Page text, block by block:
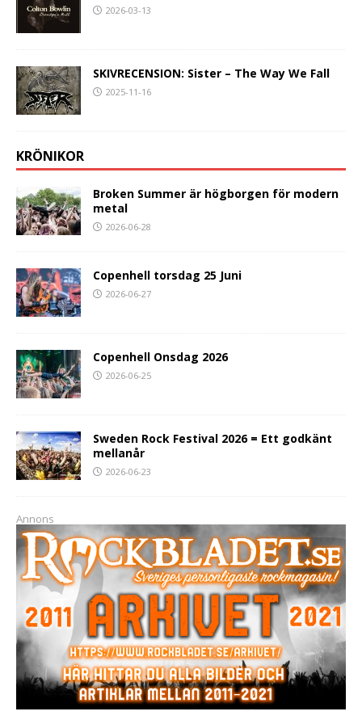
2026-03-13
SKIVRECENSION: Sister – The Way We Fall
2025-11-16
KRÖNIKOR
Broken Summer är högborgen för modern
metal
2026-06-28
Copenhell torsdag 25 Juni
2026-06-27
Copenhell Onsdag 2026
2026-06-25
Sweden Rock Festival 2026 = Ett godkänt
mellanår
2026-06-23
Annons